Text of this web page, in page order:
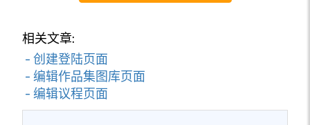
相关文章:
- 创建登陆页面
- 编辑作品集图库页面
- 编辑议程页面